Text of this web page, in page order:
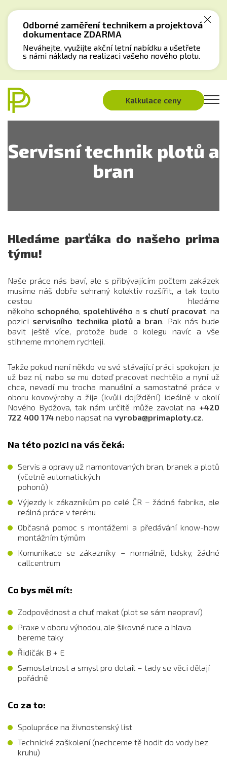
Odborné zaměření technikem a projektová
dokumentace ZDARMA
Neváhejte, využijte akční letní nabídku a ušetřete
s námi náklady na realizaci vašeho nového plotu.
Kalkulace ceny
Servisní technik plotů a
bran
Hledáme parťáka do našeho prima
týmu!
Naše práce nás baví, ale s přibývajícím počtem zakázek
musíme náš dobře sehraný kolektiv rozšířit, a tak touto
cestou hledáme
někoho schopného, spolehlivého a s chutí pracovat, na
pozici servisního technika plotů a bran. Pak nás bude
bavit ještě více, protože bude o kolegu navíc a vše
stihneme mnohem rychleji.
Takže pokud není někdo ve své stávající práci spokojen, je
už bez ní, nebo se mu doteď pracovat nechtělo a nyní už
chce, nevadí mu trocha manuální a samostatné práce v
oboru kovovýroby a žije (kvůli dojíždění) ideálně v okolí
Nového Bydžova, tak nám určitě může zavolat na +420
722 400 174 nebo napsat na vyroba@primaploty.cz.
Na této pozici na vás čeká:
Servis a opravy už namontovaných bran, branek a plotů
(včetně automatických
pohonů)
Výjezdy k zákazníkům po celé ČR – žádná fabrika, ale
reálná práce v terénu
Občasná pomoc s montážemi a předávání know-how
montážním týmům
Komunikace se zákazníky – normálně, lidsky, žádné
callcentrum
Co bys měl mít:
Zodpovědnost a chuť makat (plot se sám neopraví)
Praxe v oboru výhodou, ale šikovné ruce a hlava
bereme taky
Řidičák B + E
Samostatnost a smysl pro detail – tady se věci dělají
pořádně
Co za to:
Spolupráce na živnostenský list
Technické zaškolení (nechceme tě hodit do vody bez
kruhu)